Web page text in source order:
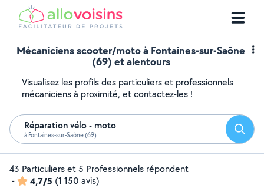
Mécaniciens scooter/moto à Fontaines-sur-Saône
(69) et alentours
Visualisez les profils des particuliers et professionnels
mécaniciens à proximité, et contactez-les !
Réparation vélo - moto
à Fontaines-sur-Saône (69)
43 Particuliers et 5 Professionnels répondent
-
4,7/5 (1 150 avis)